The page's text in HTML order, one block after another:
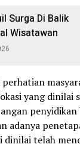
Surga Di Balik
Wisatawan
yang dinilai
adanya
dinilai telah